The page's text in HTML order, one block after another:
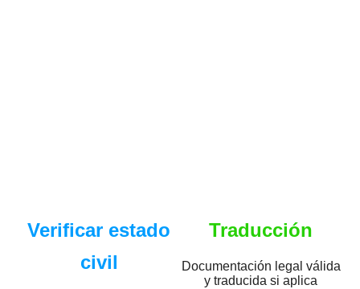
Verificar estado
civil
Traducción
Documentación legal válida
y traducida si aplica